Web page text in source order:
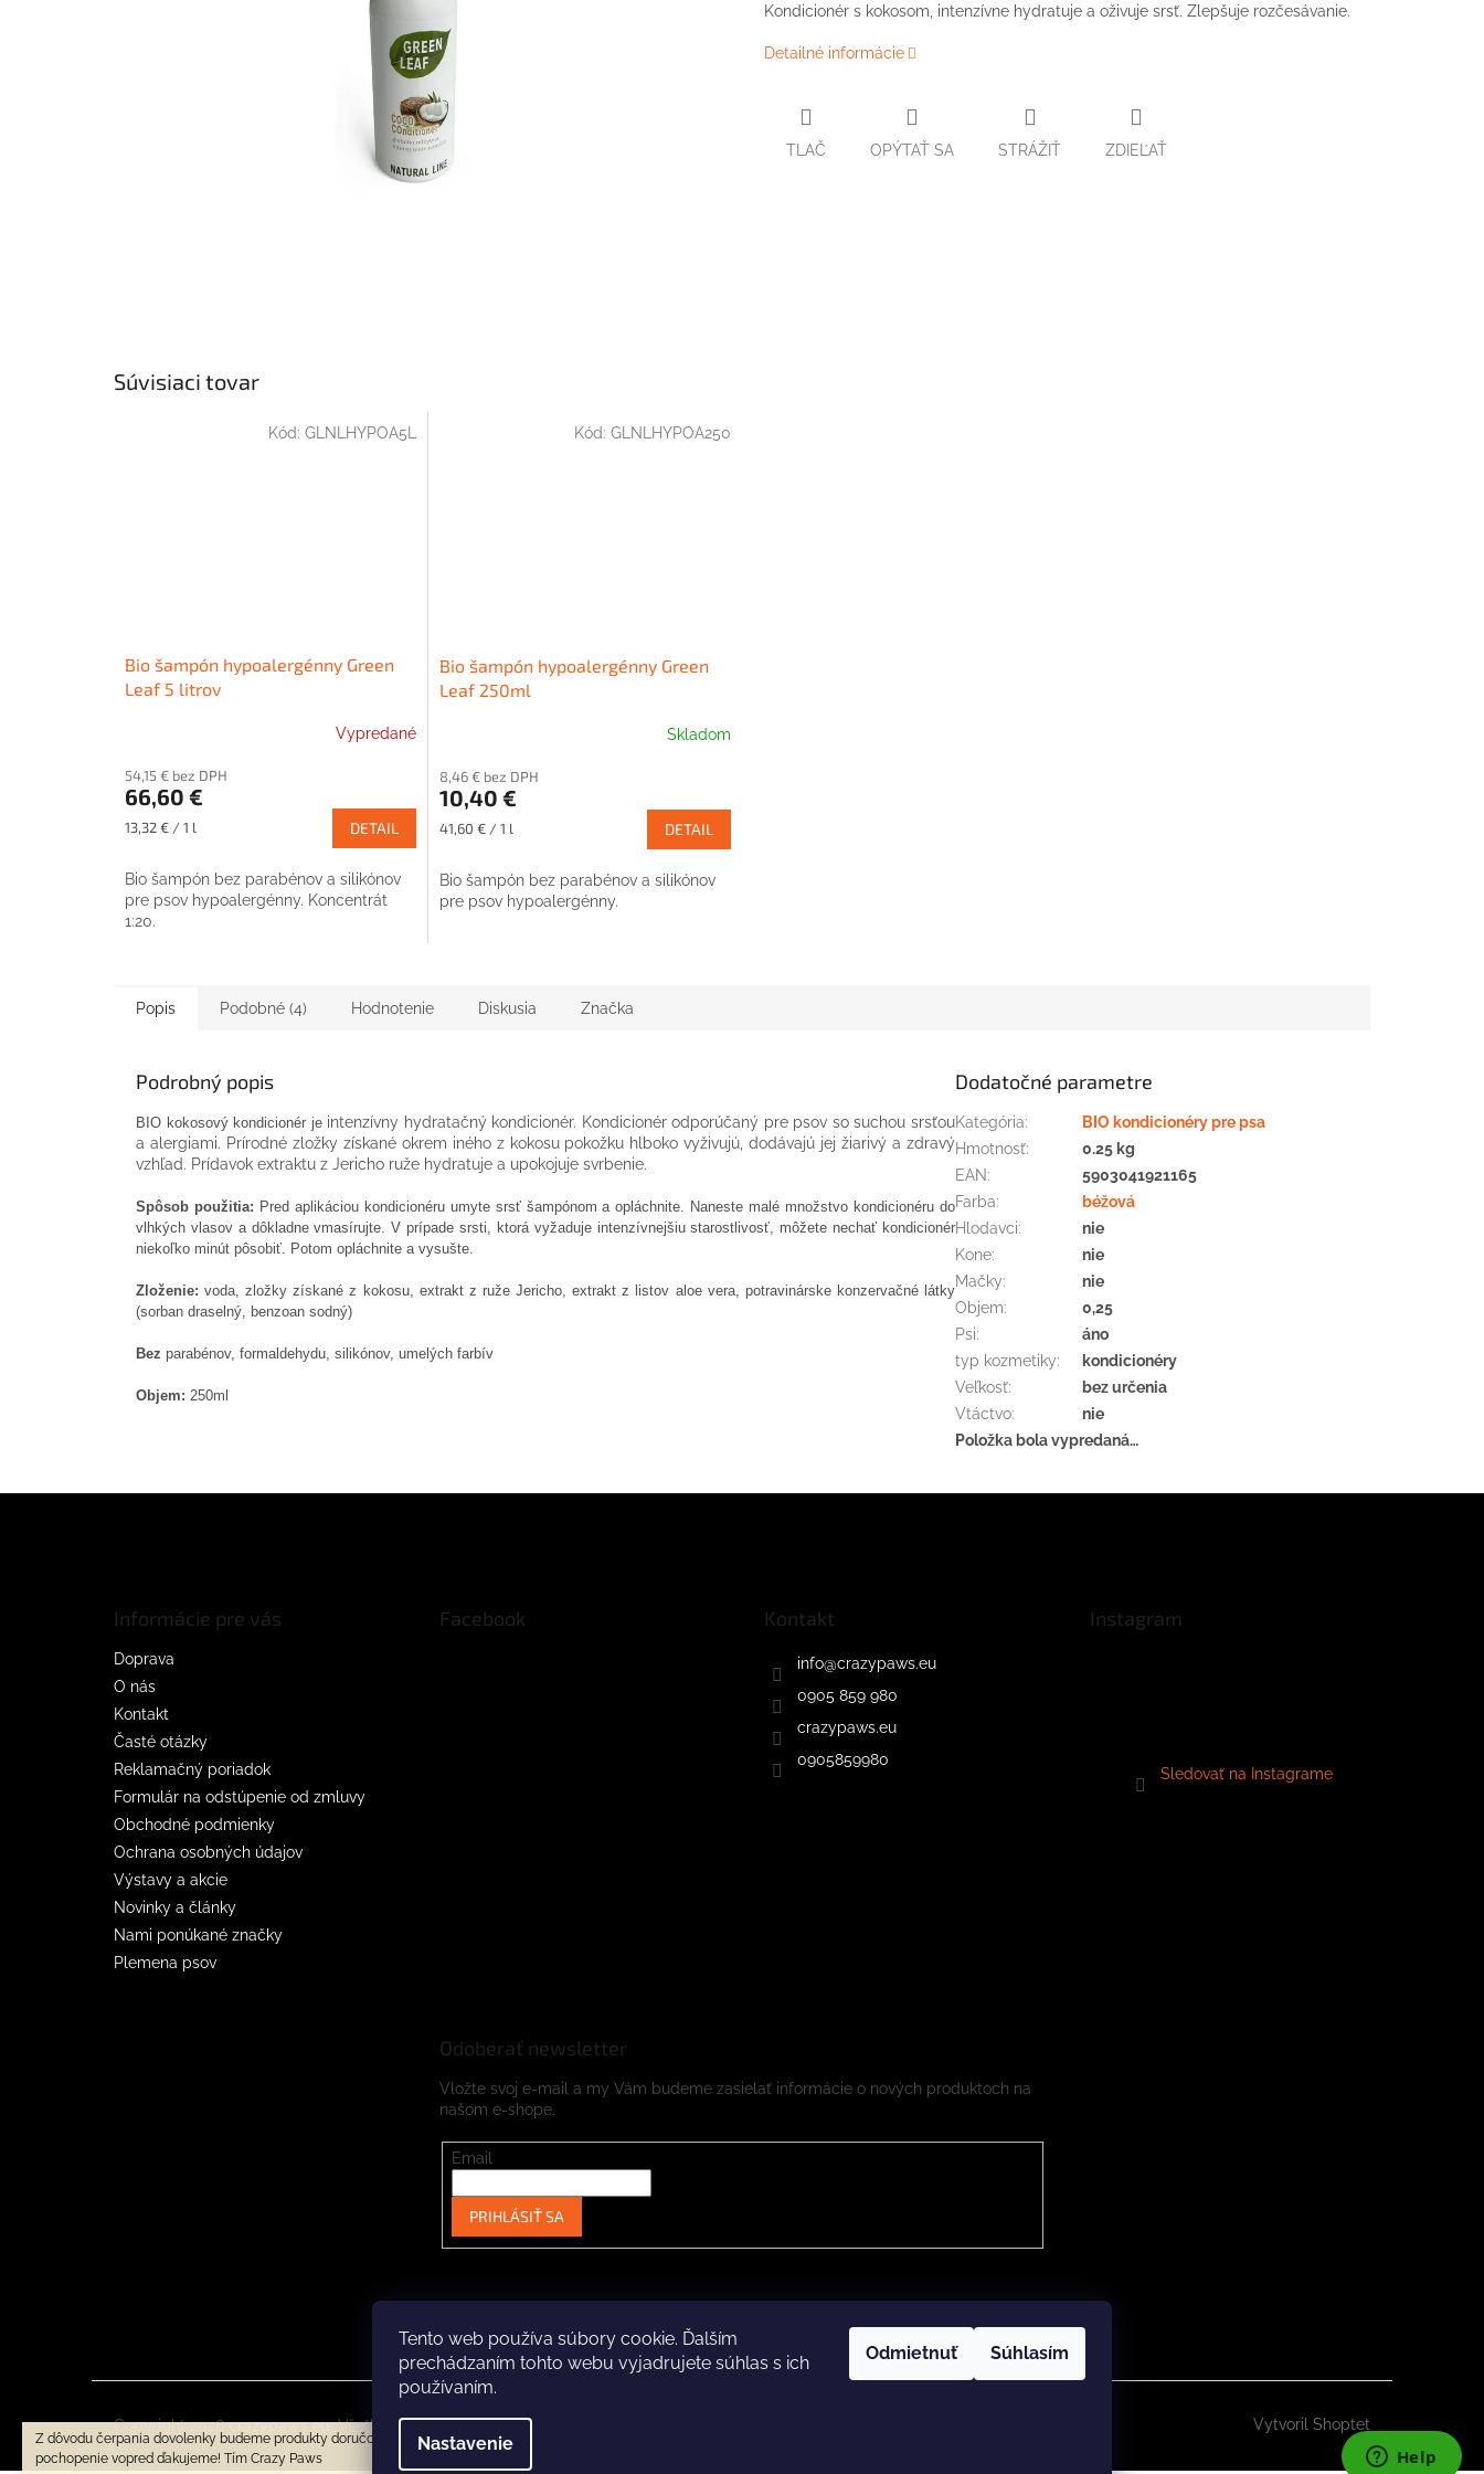
Tento web používa súbory cookie. Ďalším
prechádzaním tohto webu vyjadrujete súhlas s ich
používaním.
Nastavenie
Odmietnuť Súhlasím
Z dôvodu čerpania dovolenky budeme produkty doručovať až po 3.8.2026. Za
pochopenie vopred ďakujeme! Tím Crazy Paws
Kondicionér s kokosom, intenzívne hydratuje a oživuje srsť. Zlepšuje rozčesávanie.
Detailné informácie
TLAČ OPÝTAŤ SA STRÁŽIŤ ZDIEĽAŤ
Súvisiaci tovar
Bio šampón hypoalergénny Green
Leaf 5 litrov
Vypredané
54,15 € bez DPH
66,60 €
Jednotková
13,32 € / 1 l DETAIL
Bio šampón bez parabénov a silikónov
pre psov hypoalergénny. Koncentrát
1:20.
Kód: GLNLHYPOA5L
Bio šampón hypoalergénny Green
Leaf 250ml
Skladom
8,46 € bez DPH
10,40 €
Jednotková
41,60 € / 1 l DETAIL
Bio šampón bez parabénov a silikónov
pre psov hypoalergénny.
Kód: GLNLHYPOA250
Popis Podobné (4) Hodnotenie Diskusia Značka
Podrobný popis
BIO kokosový kondicionér jeintenzívny hydratačný kondicionér. Kondicionér odporúčaný pre psov so suchou srsťou
a alergiami. Prírodné zložky získané okrem iného z kokosu pokožku hlboko vyživujú, dodávajú jej žiarivý a zdravý
vzhľad. Prídavok extraktu z Jericho ruže hydratuje a upokojuje svrbenie.
Spôsob použitia: Pred aplikáciou kondicionéru umyte srsť šampónom a opláchnite. Naneste malé množstvo kondicionéru do
vlhkých vlasov a dôkladne vmasírujte. V prípade srsti, ktorá vyžaduje intenzívnejšiu starostlivosť, môžete nechať kondicionér
niekoľko minút pôsobiť. Potom opláchnite a vysušte.
Z loženie: voda, zložky získané z kokosu, extrakt z ruže Jericho, extrakt z listov aloe vera, potravinárske konzervačné látky
(sorban draselný, benzoan sodný)
Bez parabénov, formaldehydu, silikónov, umelých farbív
Objem: 250ml
Dodatočné parametre
Kategória:
BIO kondicionéry pre psa
Hmotnosť:
0.25 kg
EAN:
5903041921165
Farba:
béžová
Hlodavci:
nie
Kone:
nie
Mačky:
nie
Objem:
0,25
Psi:
áno
typ kozmetiky:
kondicionéry
Veľkosť:
bez určenia
Vtáctvo:
nie
Položka bola vypredaná…
Informácie pre vás
Doprava
O nás
Kontakt
Časté otázky
Reklamačný poriadok
Formulár na odstúpenie od zmluvy
Obchodné podmienky
Ochrana osobných údajov
Výstavy a akcie
Novinky a články
Nami ponúkané značky
Plemena psov
Facebook Kontakt
info@crazypaws.eu
0905 859 980
crazypaws.eu
0905859980
Instagram
Sledovať na Instagrame
Odoberať newsletter
Vložte svoj e-mail a my Vám budeme zasielať informácie o nových produktoch na
našom e-shope.
Email
PRIHLÁSIŤ SA
Instagram
Vytvoril Shoptet
Copyright 2026crazypaws.eu. Všetky práva vyhradené.Upraviť nastavenie cookies